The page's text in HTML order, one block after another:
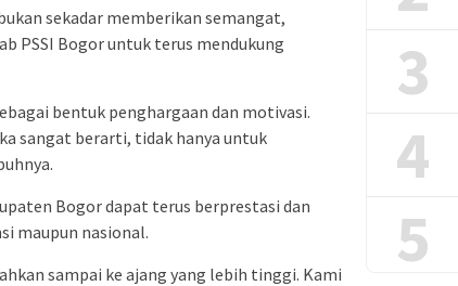
sekadar memberikan semangat,
PSSI Bogor untuk terus mendukung
bentuk penghargaan dan motivasi.
sangat berarti, tidak hanya untuk
Bogor dapat terus berprestasi dan
maupun nasional.
sampai ke ajang yang lebih tinggi. Kami
3
4
5